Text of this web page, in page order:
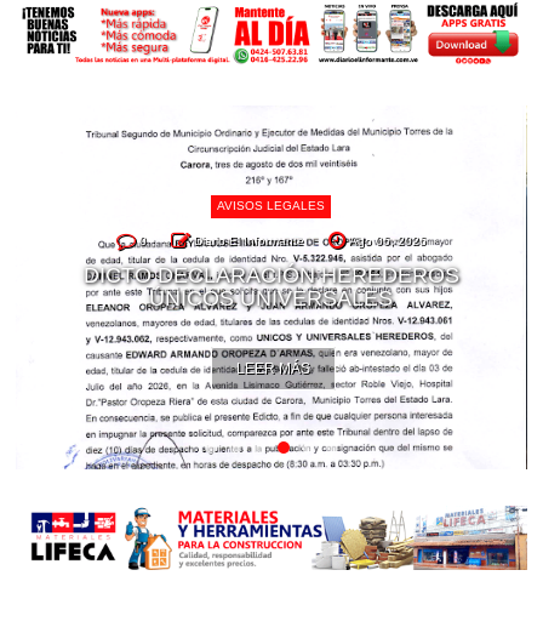
AVISOS LEGALES
0 Diario El Informante Ago 06, 2026
DICTO DECLARACIÓN HEREDEROS
ÚNICOS UNIVERSALES
LEER MÁS